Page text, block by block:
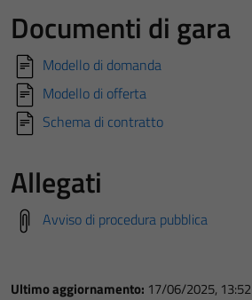
Documenti di gara
Modello di domanda
Modello di offerta
Schema di contratto
Allegati
Avviso di procedura pubblica
Ultimo aggiornamento: 17/06/2025, 13:52